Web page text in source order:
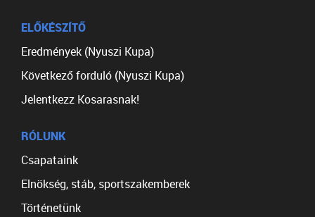
ELŐKÉSZÍTŐ
Eredmények (Nyuszi Kupa)
Következő forduló (Nyuszi Kupa)
Jelentkezz Kosarasnak!
RÓLUNK
Csapataink
Elnökség, stáb, sportszakemberek
Történetünk